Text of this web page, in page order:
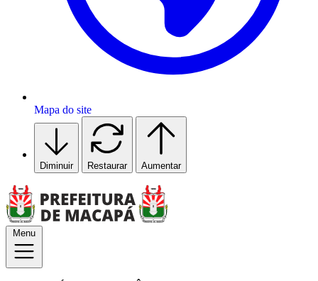
Mapa do site
Diminuir Restaurar Aumentar
Menu